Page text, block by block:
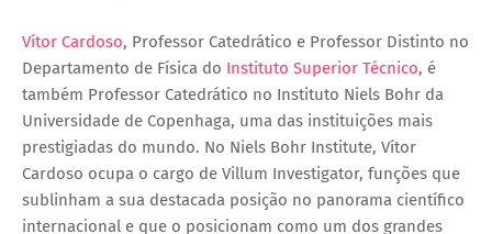
Vítor Cardoso, Professor Catedrático e Professor Distinto no
Departamento de Física do Instituto Superior Técnico, é
também Professor Catedrático no Instituto Niels Bohr da
Universidade de Copenhaga, uma das instituições mais
prestigiadas do mundo. No Niels Bohr Institute, Vítor
Cardoso ocupa o cargo de Villum Investigator, funções que
sublinham a sua destacada posição no panorama científico
internacional e que o posicionam como um dos grandes